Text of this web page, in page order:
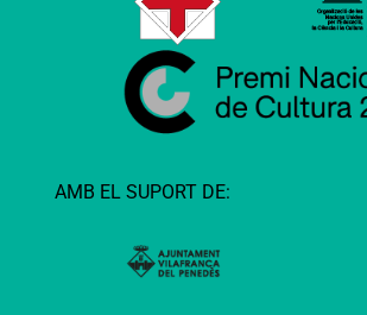
AMB EL SUPORT DE: